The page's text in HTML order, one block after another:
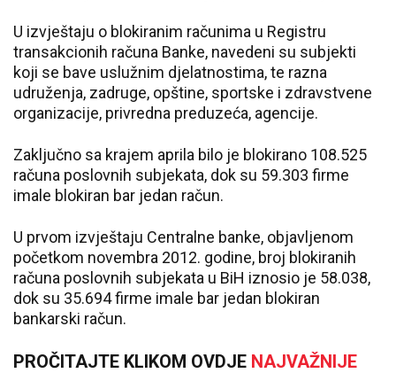
U izvještaju o blokiranim računima u Registru
transakcionih računa Banke, navedeni su subjekti
koji se bave uslužnim djelatnostima, te razna
udruženja, zadruge, opštine, sportske i zdravstvene
organizacije, privredna preduzeća, agencije.
Zaključno sa krajem aprila bilo je blokirano 108.525
računa poslovnih subjekata, dok su 59.303 firme
imale blokiran bar jedan račun.
U prvom izvještaju Centralne banke, objavljenom
početkom novembra 2012. godine, broj blokiranih
računa poslovnih subjekata u BiH iznosio je 58.038,
dok su 35.694 firme imale bar jedan blokiran
bankarski račun.
PROČITAJTE KLIKOM OVDJE NAJVAŽNIJE